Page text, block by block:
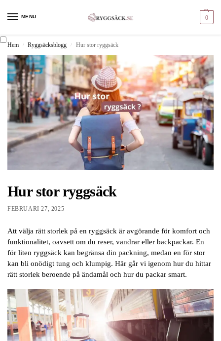
MENU 0
Hem / Ryggsäcksblogg / Hur stor ryggsäck
Hur stor ryggsäck
FEBRUARI 27, 2025
Att välja rätt storlek på en ryggsäck är avgörande för komfort och
funktionalitet, oavsett om du reser, vandrar eller backpackar. En
för liten ryggsäck kan begränsa din packning, medan en för stor
kan bli onödigt tung och klumpig. Här går vi igenom hur du hittar
rätt storlek beroende på ändamål och hur du packar smart.